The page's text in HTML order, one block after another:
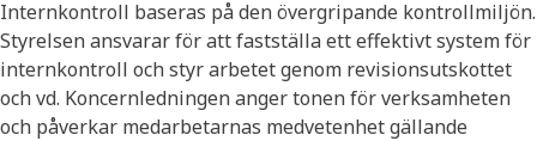
Internkontroll baseras på den övergripande kontrollmiljön.
Styrelsen ansvarar för att fastställa ett effektivt system för
internkontroll och styr arbetet genom revisionsutskottet
och vd. Koncernledningen anger tonen för verksamheten
och påverkar medarbetarnas medvetenhet gällande